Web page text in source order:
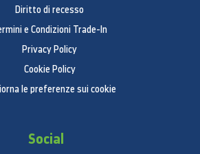
Diritto di recesso
e Condizioni Trade-In
Privacy Policy
Cookie Policy
le preferenze sui cookie
Social